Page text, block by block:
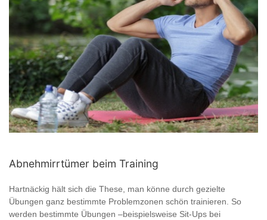
Abnehmirrtümer beim Training
Hartnäckig hält sich die These, man könne durch gezielte
Übungen ganz bestimmte Problemzonen schön trainieren. So
werden bestimmte Übungen –beispielsweise Sit-Ups bei